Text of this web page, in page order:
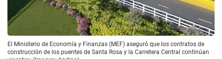
El Ministerio de Economía y Finanzas (MEF) aseguró que los contratos de
construcción de los puentes de Santa Rosa y la Carretera Central continúan